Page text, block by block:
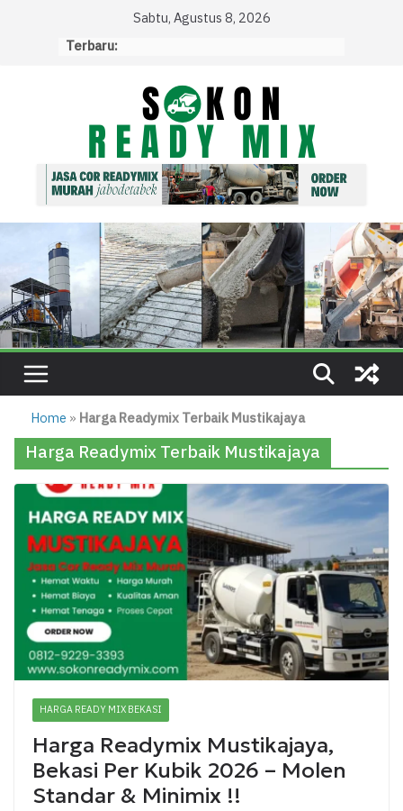
Sabtu, Agustus 8, 2026
Terbaru:
Home » Harga Readymix Terbaik Mustikajaya
Harga Readymix Terbaik Mustikajaya
HARGA READY MIX BEKASI
Harga Readymix Mustikajaya,
Bekasi Per Kubik 2026 – Molen
Standar & Minimix !!